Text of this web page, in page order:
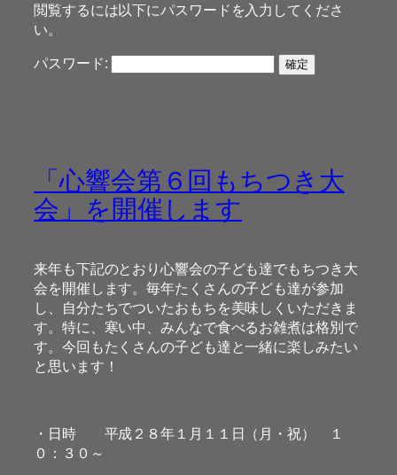
閲覧するには以下にパスワードを入力してくださ
い。
パスワード:
「心響会第６回もちつき大
会」を開催します
来年も下記のとおり心響会の子ども達でもちつき大
会を開催します。毎年たくさんの子ども達が参加
し、自分たちでついたおもちを美味しくいただきま
す。特に、寒い中、みんなで食べるお雑煮は格別で
す。今回もたくさんの子ども達と一緒に楽しみたい
と思います！
・日時 平成２８年１月１１日（月・祝） １
０：３０～